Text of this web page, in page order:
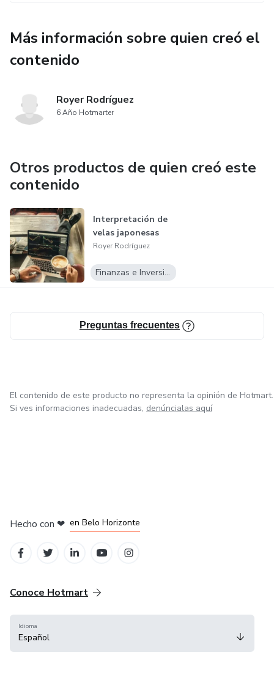
Más información sobre quien creó el
contenido
Royer Rodríguez
6 Año Hotmarter
Otros productos de quien creó este
contenido
Interpretación de
velas japonesas
Royer Rodríguez
Finanzas e Inversiones
Preguntas frecuentes
El contenido de este producto no representa la opinión de Hotmart.
Si ves informaciones inadecuadas, denúncialas aquí
Hecho con ❤ en Belo Horizonte
Conoce Hotmart
Idioma
Español